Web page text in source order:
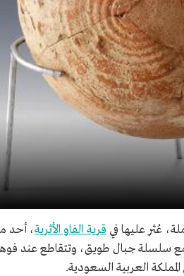
عُثر عليها في قرية الفاو الأثرية، أحد
مع سلسلة جبال طويق، وتتقاطع عند
المملكة العربية السعودية.